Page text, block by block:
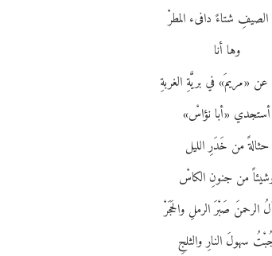
شتاءً دافىء المطرْ
وها أنا
«مريمَ» في بريَّةِ الغربةِ
أستجدي «أبا نؤاسْ»
حثالةً من خَدَرِ الليل
من جنونِ الكاسْ
الرحمنَ صَبْرَ الرملِ والحَجَرْ
سهولَ النارِ والثلجِ